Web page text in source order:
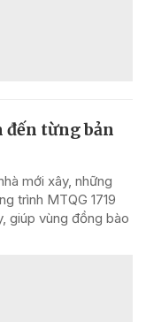
đến từng bản
mới xây, những
trình MTQG 1719
giúp vùng đồng bào